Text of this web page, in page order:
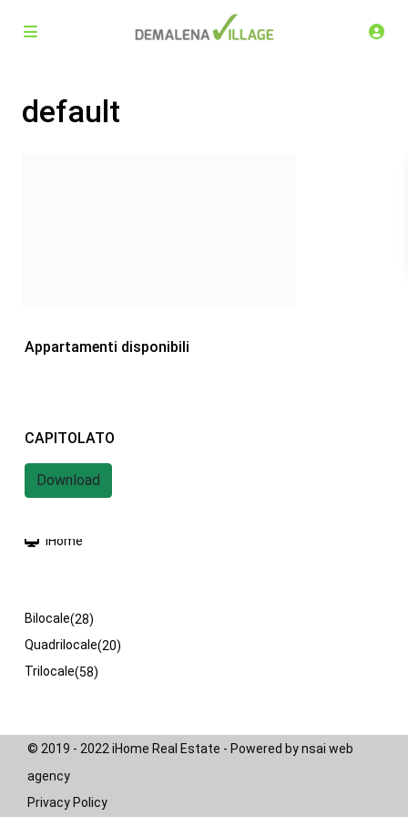
default
Appartamenti disponibili
CAPITOLATO
Download
iHome Real Estate
Via G. Garibaldi 7
0243115458
iHome
Bilocale(28)
Quadrilocale(20)
Trilocale(58)
© 2019 - 2022 iHome Real Estate - Powered by nsai web
agency
Privacy Policy